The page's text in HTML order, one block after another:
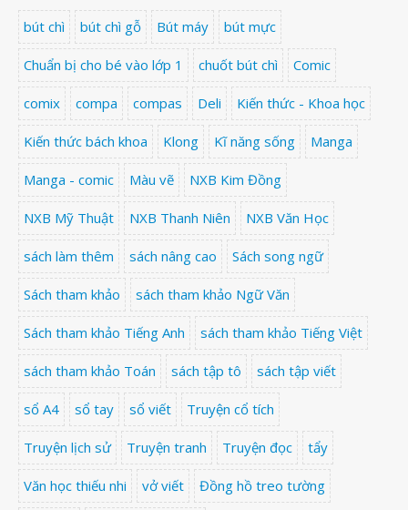
bút chì bút chì gỗ Bút máy bút mực
Chuẩn bị cho bé vào lớp 1 chuốt bút chì Comic
comix compa compas Deli Kiến thức - Khoa học
Kiến thức bách khoa Klong Kĩ năng sống Manga
Manga - comic Màu vẽ NXB Kim Đồng
NXB Mỹ Thuật NXB Thanh Niên NXB Văn Học
sách làm thêm sách nâng cao Sách song ngữ
Sách tham khảo sách tham khảo Ngữ Văn
Sách tham khảo Tiếng Anh sách tham khảo Tiếng Việt
sách tham khảo Toán sách tập tô sách tập viết
sổ A4 sổ tay sổ viết Truyện cổ tích
Truyện lịch sử Truyện tranh Truyện đọc tẩy
Văn học thiếu nhi vở viết Đồng hồ treo tường